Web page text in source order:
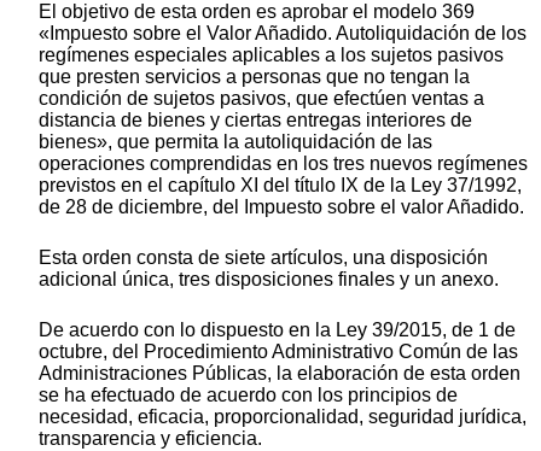
El objetivo de esta orden es aprobar el modelo 369
«Impuesto sobre el Valor Añadido. Autoliquidación de los
regímenes especiales aplicables a los sujetos pasivos
que presten servicios a personas que no tengan la
condición de sujetos pasivos, que efectúen ventas a
distancia de bienes y ciertas entregas interiores de
bienes», que permita la autoliquidación de las
operaciones comprendidas en los tres nuevos regímenes
previstos en el capítulo XI del título IX de la Ley 37/1992,
de 28 de diciembre, del Impuesto sobre el valor Añadido.
Esta orden consta de siete artículos, una disposición
adicional única, tres disposiciones finales y un anexo.
De acuerdo con lo dispuesto en la Ley 39/2015, de 1 de
octubre, del Procedimiento Administrativo Común de las
Administraciones Públicas, la elaboración de esta orden
se ha efectuado de acuerdo con los principios de
necesidad, eficacia, proporcionalidad, seguridad jurídica,
transparencia y eficiencia.